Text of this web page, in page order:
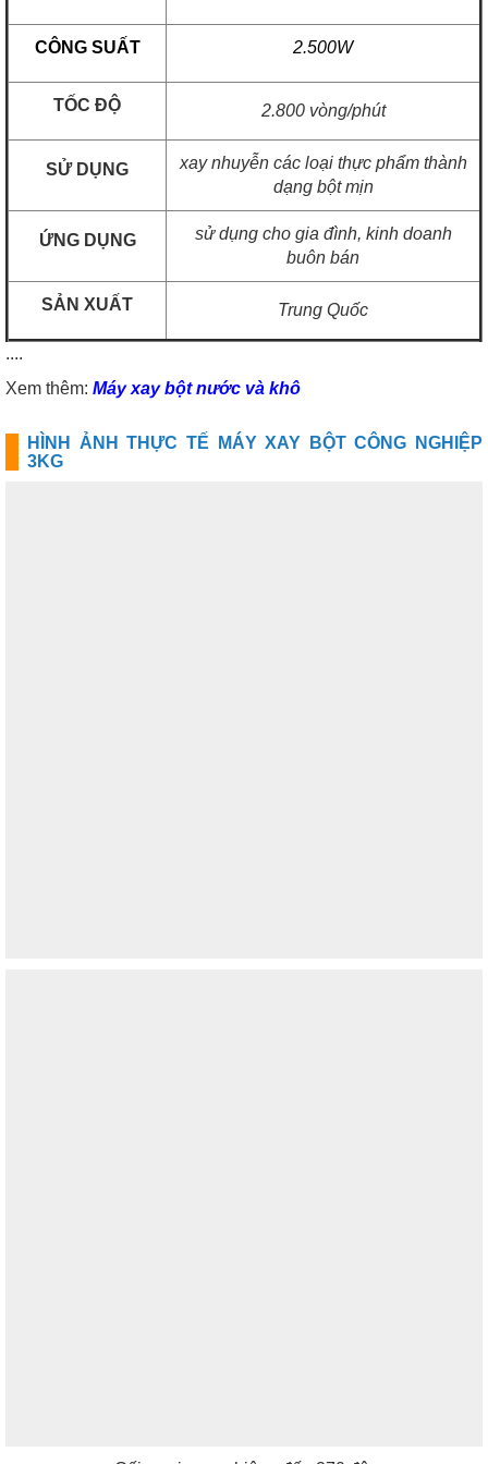
CÔNG SUẤT 2.500W
TỐC ĐỘ 2.800 vòng/phút
SỬ DỤNG
xay nhuyễn các loại thực phẩm thành
dạng bột mịn
ỨNG DỤNG
sử dụng cho gia đình, kinh doanh
buôn bán
SẢN XUẤT Trung Quốc
....
Xem thêm: Máy xay bột nước và khô
HÌNH ẢNH THỰC TẾ MÁY XAY BỘT CÔNG NGHIỆP
3KG